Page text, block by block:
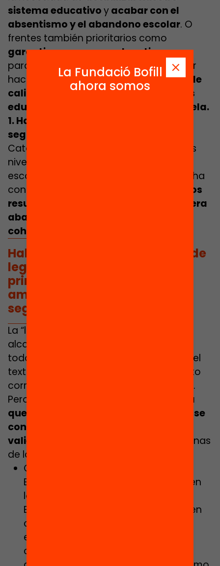
sistema educativoyacabar con el
absentismo y el abandono escolar. O
frentes también prioritarios como
garantizar un apoyo educativo
para que nadie se quede atrás, avanzar
hacia
una educación 0-3 universal y de
calidad,
eliminar las desigualdades
educativas también fuera de la escuela.
1. Hacer posible un país sin escuelas
segregadas
Cataluña dispone actualmente de unos
niveles muy elevados de segregación
escolar, y durante la última década no ha
conseguido reducirlos.
Esto empeora los
resultados educativos globales, genera
abandono escolar y deteriora la
cohesión escolar.
Habrá que ver si en este inicio de
legislatura se concretan unos
primeros pasos valientes y
ambiciosos para reducir la
segregación escolar.
La “lucha contra la segregación para
alcanzar la equivalencia en calidad de
todos los centros” ya está presente en el
texto inicial del apartado del documento
correspondiente a políticas educativas.
Pero, más allá de recoger el reto,
habrá
que ver si en este inicio de legislatura se
concretan unos primeros pasos
valientes y ambiciosos
. Estas son algunas
de las acciones previstas:
Continuar el despliegue de la Ley de
Educación de Cataluña, incidiendo en
la implementación del Servicio de
Educación de Cataluña, que tenga en
cuenta las necesidades de
escolarización y los niveles de
complejidad, con una gestión
La Fundació Bofill
ahora somos